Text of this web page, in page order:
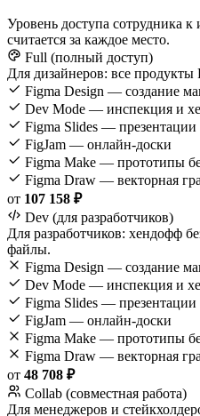
Уровень доступа сотрудника
считается за каждое место.
Full (полный доступ)
Для дизайнеров: все продукты
Figma Design — создание
Dev Mode — инспекция и
Figma Slides — презентации
FigJam — онлайн-доски
Figma Make — прототипы
Figma Draw — векторная
от 107 158 ₽
Dev (для разработчиков)
Для разработчиков: хендофф
файлы.
Figma Design — создание
Dev Mode — инспекция и
Figma Slides — презентации
FigJam — онлайн-доски
Figma Make — прототипы
Figma Draw — векторная
от 48 708 ₽
Collab (совместная работа)
Для менеджеров и